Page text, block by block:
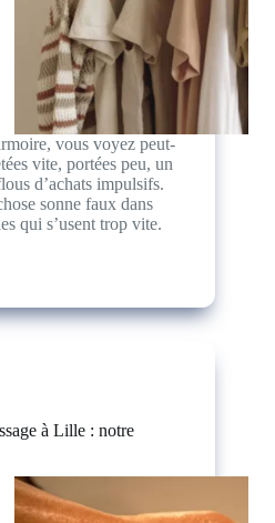
vous voyez peut-
vite, portées peu, un
d’achats impulsifs.
sonne faux dans
qui s’usent trop vite.
à Lille : notre